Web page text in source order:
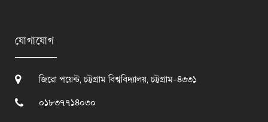
যোগাযোগ
জিরো পয়েন্ট, চট্টগ্রাম বিশ্ববিদ্যালয়, চট্টগ্রাম-৪৩৩১
০১৮৩৭৭১৪০৩০